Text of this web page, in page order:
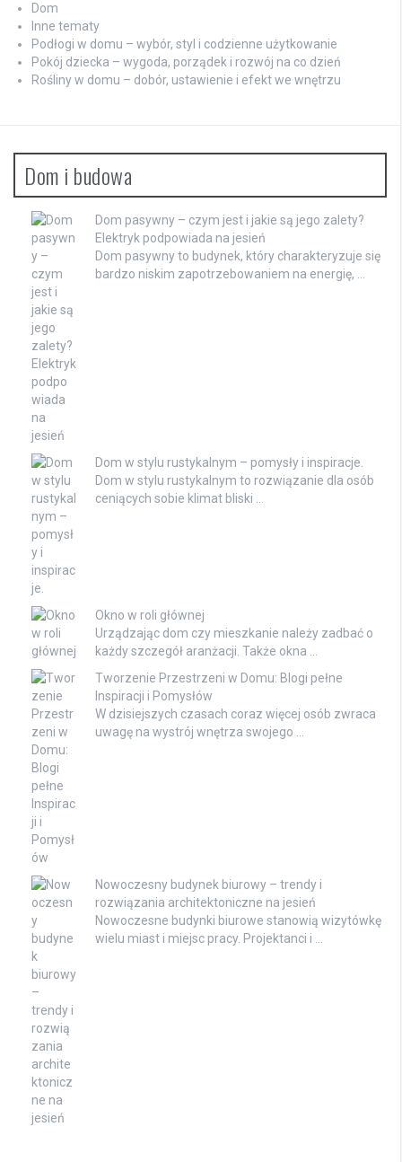
Dom
Inne tematy
Podłogi w domu – wybór, styl i codzienne użytkowanie
Pokój dziecka – wygoda, porządek i rozwój na co dzień
Rośliny w domu – dobór, ustawienie i efekt we wnętrzu
Dom i budowa
Dom pasywny – czym jest i jakie są jego zalety?
Elektryk podpowiada na jesień
Dom pasywny to budynek, który charakteryzuje się
bardzo niskim zapotrzebowaniem na energię, …
Dom w stylu rustykalnym – pomysły i inspiracje.
Dom w stylu rustykalnym to rozwiązanie dla osób
ceniących sobie klimat bliski …
Okno w roli głównej
Urządzając dom czy mieszkanie należy zadbać o
każdy szczegół aranżacji. Także okna …
Tworzenie Przestrzeni w Domu: Blogi pełne
Inspiracji i Pomysłów
W dzisiejszych czasach coraz więcej osób zwraca
uwagę na wystrój wnętrza swojego …
Nowoczesny budynek biurowy – trendy i
rozwiązania architektoniczne na jesień
Nowoczesne budynki biurowe stanowią wizytówkę
wielu miast i miejsc pracy. Projektanci i …